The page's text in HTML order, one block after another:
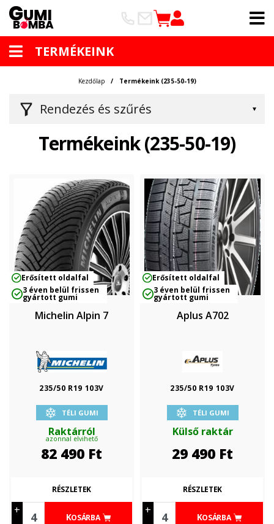
TERMÉKEINK
Rendezés és szűrés
Kezdőlap Termékeink (235-50-19)
Termékeink (235-50-19)
Erősített oldalfal
3 éven belül frissen
gyártott gumi
Michelin Alpin 7
235/50 R19 103V
TÉLI GUMI
Raktárról
azonnal elvihető
82 490 Ft
+
KOSÁRBA
RÉSZLETEK
Erősített oldalfal
3 éven belül frissen
gyártott gumi
Aplus A702
235/50 R19 103V
TÉLI GUMI
Külső raktár
29 490 Ft
+
KOSÁRBA
RÉSZLETEK